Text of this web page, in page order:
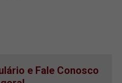
e Fale Conosco